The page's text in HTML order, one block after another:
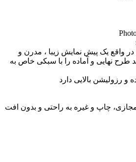
واقع يک پيش نمايش زيبا ، مدرن و
طرح نهایی و آماده را با سبکی خاص به
و رزوليشن بالايی دارد
چاپ و غيره به راحتی و بدون افت